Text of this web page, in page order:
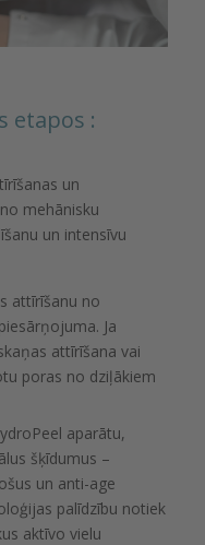
etapos :
un
mehānisku
un intensīvu
attīrīšanu no
Ja
attīrīšana vai
poras no dziļākiem
aparātu,
šķīdumus –
un anti-age
palīdzību notiek
aktīvo vielu